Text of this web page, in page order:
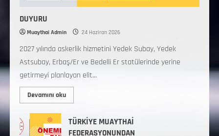
DUYURU
Muaythai Admin 24 Haziran 2026
2027 yılında askerlik hizmetini Yedek Subay, Yedek
Astsubay, Erbaş/Er ve Bedelli Er statülerinde yerine
getirmeyi planlayan elit...
Devamını oku
TÜRKİYE MUAYTHAİ
FEDERASYONUNDAN